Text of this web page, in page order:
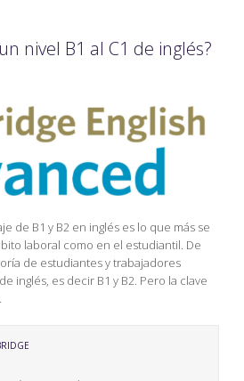
nivel B1 al C1 de inglés?
de B1 y B2 en inglés es lo que más se
laboral como en el estudiantil. De
de estudiantes y trabajadores
inglés, es decir B1 y B2. Pero la clave